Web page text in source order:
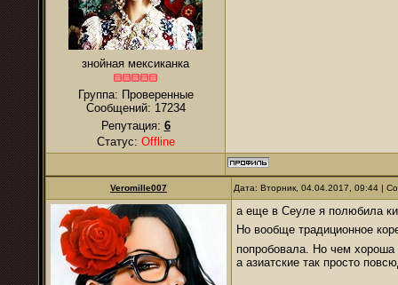
знойная мексиканка
Группа: Проверенные
Сообщений: 17234
Репутация: 6
Статус: Offline
Veromille007 Дата: Вторник, 04.04.2017, 09:44 |
а еще в Сеуле я полюбила
Но вообще традиционное
попробовала. Но чем
а азиатские так просто